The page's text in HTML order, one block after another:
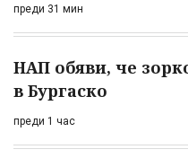
преди 31 мин
НАП обяви, че
в Бургаско
преди 1 час